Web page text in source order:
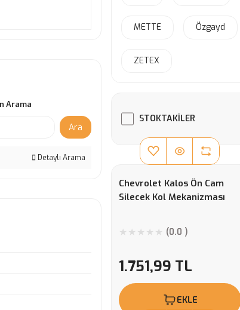
Arama
Ara
Detaylı Arama
METTE Özgayd
ZETEX
STOKTAKILER
Chevrolet Kalos Ön Cam
Silecek Kol Mekanizması
(0.0 )
1.751,99 TL
EKLE